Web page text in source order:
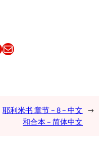
Email this Article
耶利米书 章节 – 8 – 中文
和合本 – 简体中文
→